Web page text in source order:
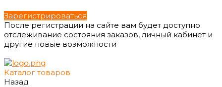
Зарегистрироваться
После регистрации на сайте вам будет доступно
отслеживание состояния заказов, личный кабинет и
другие новые возможности
Каталог товаров
Назад